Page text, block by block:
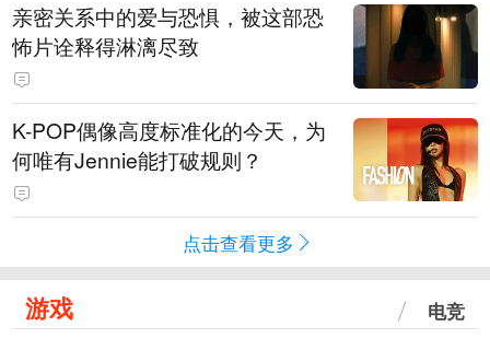
亲密关系中的爱与恐惧，被这部恐
怖片诠释得淋漓尽致
K-POP偶像高度标准化的今天，为
何唯有Jennie能打破规则？
点击查看更多
游戏 电竞